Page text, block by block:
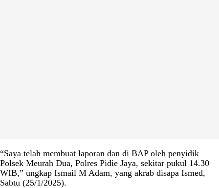
“Saya telah membuat laporan dan di BAP oleh penyidik
Polsek Meurah Dua, Polres Pidie Jaya, sekitar pukul 14.30
WIB,” ungkap Ismail M Adam, yang akrab disapa Ismed,
Sabtu (25/1/2025).